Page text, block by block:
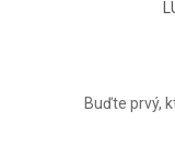
Buďte prvý,